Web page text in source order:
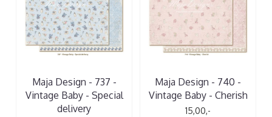
Maja Design - 737 -
Vintage Baby - Special
delivery
Maja Design - 740 -
Vintage Baby - Cherish
15,00,-